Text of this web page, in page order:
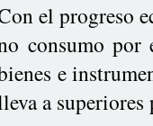
el progreso
consumo por
e
a